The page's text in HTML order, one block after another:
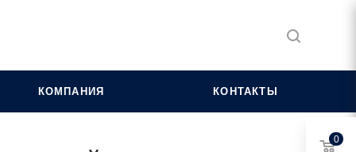
КОМПАНИЯ КОНТАКТЫ
0